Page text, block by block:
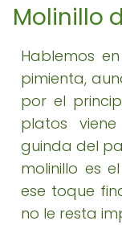
Molinillo
Hablemos
pimienta,
por el
platos
guinda del
molinillo es
ese toque
no le resta